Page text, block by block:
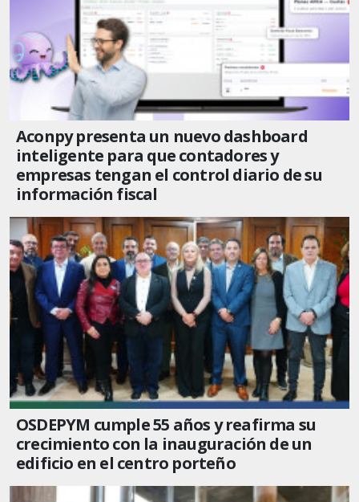
Aconpy presenta un nuevo dashboard
inteligente para que contadores y
empresas tengan el control diario de su
información fiscal
OSDEPYM cumple 55 años y reafirma su
crecimiento con la inauguración de un
edificio en el centro porteño